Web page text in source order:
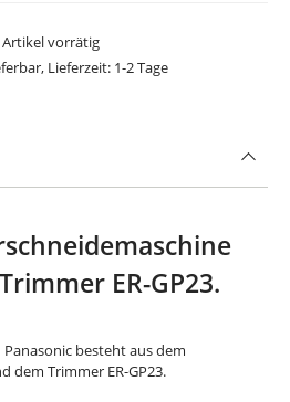
Artikel vorrätig
Lieferzeit: 1-2 Tage
ER-GP23.
besteht aus dem
dem Trimmer ER-GP23.